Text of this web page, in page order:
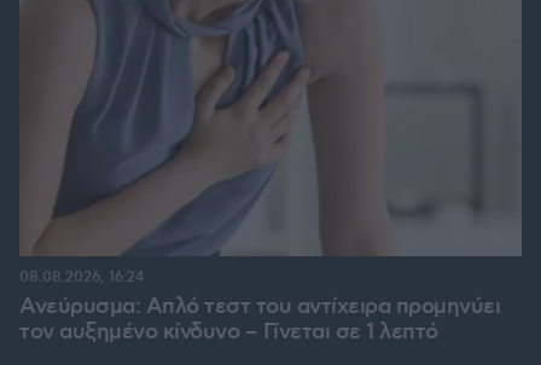
Ανεύρυσμα: Απλό τεστ του αντίχειρα προμηνύει
τον αυξημένο κίνδυνο – Γίνεται σε 1 λεπτό
08.08.2026, 16:24